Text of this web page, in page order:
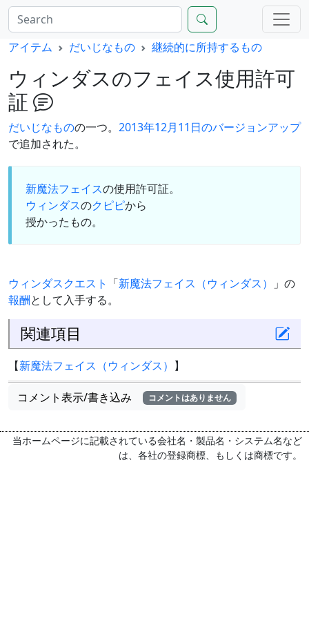
アイテム だいじなもの 継続的に所持するもの
ウィンダスのフェイス使用許可
証
だいじなものの一つ。 2013年12月11日のバージョンアップ
で追加された。
新魔法フェイスの使用許可証。
ウィンダスのクピピから
授かったもの。
ウィンダスクエスト 「新魔法フェイス（ウィンダス）
」の
報酬として入手する。
関連項目
【新魔法フェイス（ウィンダス） 】
コメント表示/書き込み コメントはありません
当ホームページに記載されている会社名・製品名・システム名など
は、各社の登録商標、もしくは商標です。